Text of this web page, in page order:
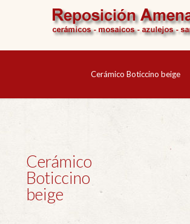
Cerámico Boticcino beige
Cerámico
Boticcino
beige